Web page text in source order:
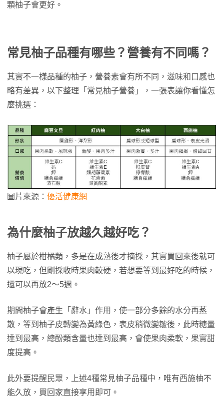
顆柚子會更好。
常見柚子品種有哪些？營養有不同嗎？
其實不一樣品種的柚子，營養素會有所不同，滋味和口感也
略有差異，以下整理「常見柚子營養」，一張表讓你看懂怎
麼挑選：
圖片來源： 優活健康網
為什麼柚子放越久越好吃？
柚子屬於柑橘類，多是在成熟後才摘採，其實買回來後就可
以現吃，但剛採收時果肉較硬，若想要等到最好吃的時候，
還可以再放2～5週。
期間柚子會產生「辭水」作用，使一部分多餘的水分再蒸
散，等到柚子皮轉變為黃綠色，表皮稍微變皺後，此時糖量
達到最高，總酚類含量也達到最高，會使果肉柔軟，果實甜
度提高。
此外要提醒民眾，上述4種常見柚子品種中，唯有西施柚不
能久放，買回家直接享用即可。